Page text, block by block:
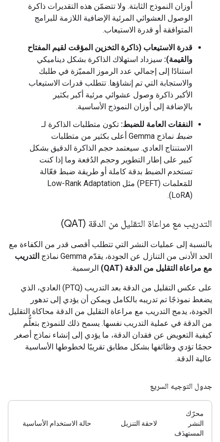
أوزان النموذج الثابتة. ولا تتضمّن هذه التقديرات ذاكرة
الوصول العشوائي المرئية الإضافية اللازمة للبرامج
المتوافقة أو قدرة الاستيعاب.
قدرة الاستيعاب (ذاكرة التخزين المؤقت لقيم المفتاح
والقيمة): سيزداد استهلاك الذاكرة بشكل ديناميكي
استنادًا إلى إجمالي عدد الرموز المميّزة في طلبك
والاستجابة التي تم إنشاؤها. تتطلب قدرات الاستيعاب
الأكبر ذاكرة وصول عشوائي مرئية أكبر بكثير
بالإضافة إلى أوزان النموذج الأساسية.
النفقات العامة للضبط: تكون متطلبات الذاكرة لـ
ضبط
نماذج Gemma أعلى بكثير من متطلبات
الاستنتاج العادي. سيعتمد حجم الذاكرة الدقيق بشكل
كبير على إطار التطوير وحجم الدُفعة وما إذا كنت
تستخدم الضبط بدقة كاملة أو طريقة ضبط فعّالة
للمَعلمات (PEFT) مثل Low-Rank Adaptation
(LoRA).
التدريب مع مراعاة التقليل من الدقة (QAT)
بالنسبة إلى عمليات النشر التي تتطلب أقصى قدر من الكفاءة مع
الحد الأدنى من التنازل عن الجودة، يقدّم Gemma نماذج
التدريب
مع مراعاة التقليل من الدقة (QAT)
الرسمية.
على عكس التقليل من الدقة بعد التدريب (PTQ) العادي، الذي
يضغط نموذجًا تم تدريبه بالكامل ويمكن أن يؤدي إلى تدهور
الجودة، يدمج التدريب مع مراعاة التقليل من الدقة محاكاة التقليل
من الدقة في عملية التدريب نفسها. يسمح ذلك للنموذج بتعلُّم
كيفية التعويض عن فقدان الدقة، ما يؤدي إلى إنشاء نماذج أصغر
حجمًا تؤدي وظائفها بشكل مطابق تقريبًا لخطوطها الأساسية
عالية الدقة.
جدول التوجيه السريع
محرّك
النشر
المستهدَف
لاحقة التنزيل حالة الاستخدام الأساسية